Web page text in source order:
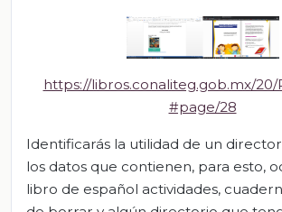
https://libros.conaliteg.gob.mx/20/
#page/28
Identificarás la utilidad de un
los datos que contienen, para esto,
libro de español actividades,